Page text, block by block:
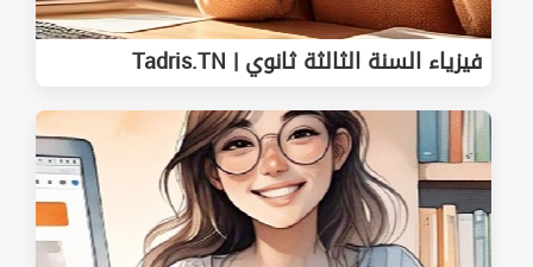
فيزياء السنة الثالثة ثانوي | Tadris.TN